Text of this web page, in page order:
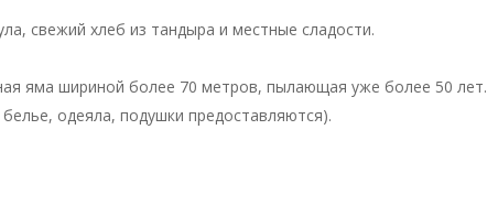
свежий хлеб из тандыра и местные сладости.
яма шириной более 70 метров, пылающая уже более 50 лет.
одеяла, подушки предоставляются).